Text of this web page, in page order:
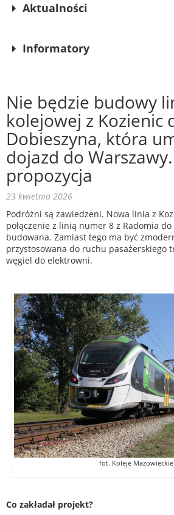
Aktualności
Informatory
Nie będzie budowy
kolejowej z Kozienic
Dobieszyna, która
dojazd do
propozycja
23 kwietnia 2026
Podróżni są zawiedzeni. Nowa linia z
połączenie z linią numer 8 z Radomia
budowana. Zamiast tego ma być
przystosowana do ruchu pasażerskiego
węgiel do elektrowni.
fot. Koleje Mazowieckie
Co zakładał projekt?